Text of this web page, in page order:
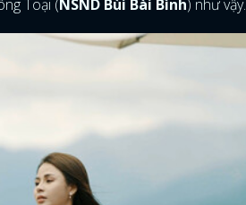
Toại (NSND Bùi Bài Bình) như vậy.